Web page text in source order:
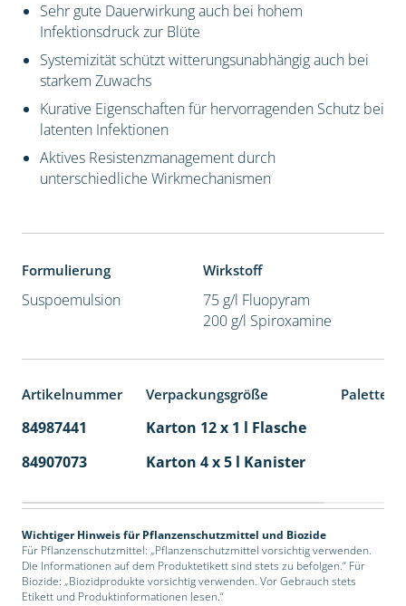
Sehr gute Dauerwirkung auch bei hohem
Infektionsdruck zur Blüte
Systemizität schützt witterungsunabhängig auch bei
starkem Zuwachs
Kurative Eigenschaften für hervorragenden Schutz bei
latenten Infektionen
Aktives Resistenzmanagement durch
unterschiedliche Wirkmechanismen
Formulierung
Suspoemulsion
Wirkstoff
75 g/l Fluopyram
200 g/l Spiroxamine
Artikelnummer Verpackungsgröße
84987441 Karton 12 x 1 l Flasche
84907073
Karton 4 x 5 l Kanister
Wichtiger Hinweis für Pflanzenschutzmittel und Biozide
Für Pflanzenschutzmittel: „Pflanzenschutzmittel vorsichtig verwenden.
Die Informationen auf dem Produktetikett sind stets zu befolgen.“ Für
Biozide: „Biozidprodukte vorsichtig verwenden. Vor Gebrauch stets
Etikett und Produktinformationen lesen.“